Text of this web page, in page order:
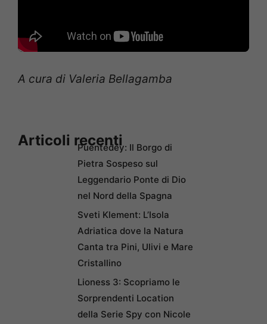
A cura di Valeria Bellagamba
Articoli recentiPuentedey: Il Borgo di
Pietra Sospeso sul
Leggendario Ponte di Dio
nel Nord della Spagna
Sveti Klement: L’Isola
Adriatica dove la Natura
Canta tra Pini, Ulivi e Mare
Cristallino
Lioness 3: Scopriamo le
Sorprendenti Location
della Serie Spy con Nicole